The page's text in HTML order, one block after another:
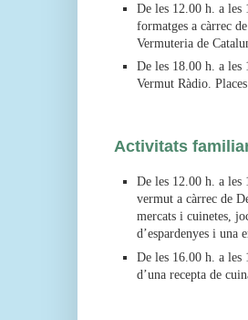
De les 12.00 h. a les
formatges a càrrec
Vermuteria de
De les 18.00 h. a les
Vermut Ràdio.
Activitats
De les 12.00 h. a les
vermut a càrrec de
mercats i cuinetes,
d’espardenyes i una
De les 16.00 h. a les
d’una recepta de